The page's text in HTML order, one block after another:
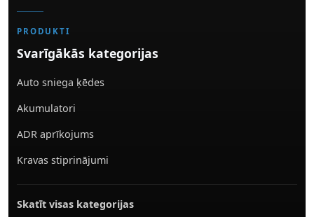
PRODUKTI
Svarīgākās kategorijas
Auto sniega ķēdes
Akumulatori
ADR aprīkojums
Kravas stiprinājumi
Skatīt visas kategorijas